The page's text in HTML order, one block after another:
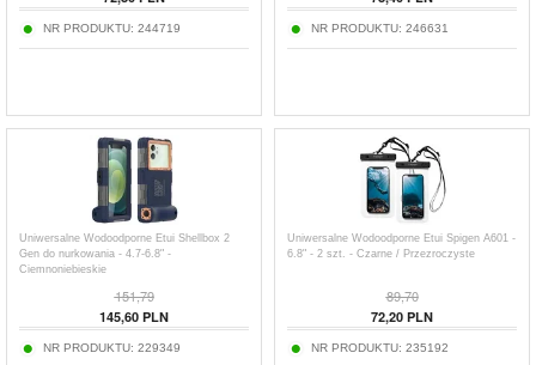
NR PRODUKTU: 244719 NR PRODUKTU: 246631
Uniwersalne Wodoodporne Etui Shellbox 2
Gen do nurkowania - 4.7-6.8" -
Ciemnoniebieskie
151,79
145,60 PLN
NR PRODUKTU: 229349
Uniwersalne Wodoodporne Etui Spigen A601 -
6.8" - 2 szt. - Czarne / Przezroczyste
89,70
72,20 PLN
NR PRODUKTU: 235192